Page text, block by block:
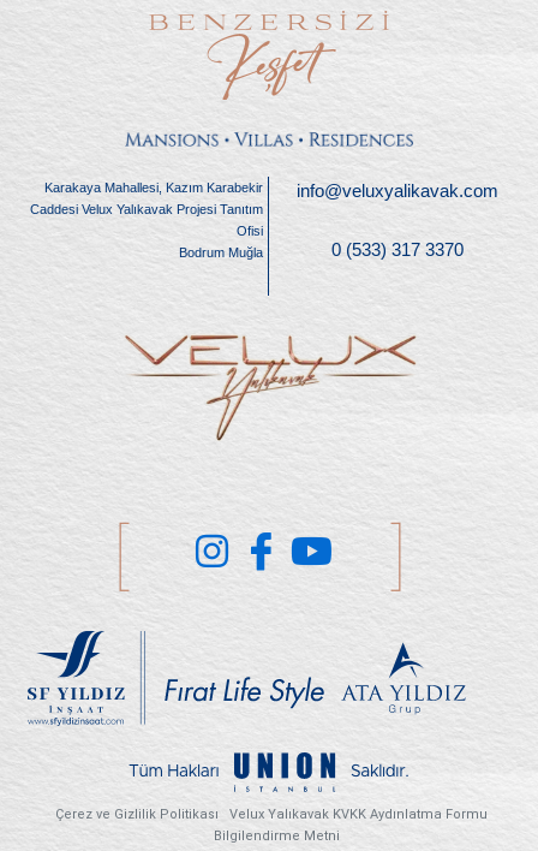
Karakaya Mahallesi, Kazım Karabekir
Caddesi Velux Yalıkavak Projesi Tanıtım
Ofisi
Bodrum Muğla
info@veluxyalikavak.com
0 (533) 317 3370
Çerez ve Gizlilik Politikası
Velux Yalıkavak KVKK Aydınlatma Formu
Bilgilendirme Metni